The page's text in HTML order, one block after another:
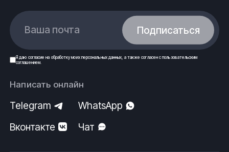
Ваша почта Подписаться
Я даю согласие на обработку моих персональных данных , а также согласен спользовательским
соглашением.
Написать онлайн
Telegram
WhatsApp
Вконтакте
Чат